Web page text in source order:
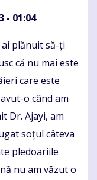
- 01:04
ai plănuit să-ți
că nu mai este
care este
o când am
Dr. Ajayi, am
soțul câteva
pledoariile
nu am văzut o